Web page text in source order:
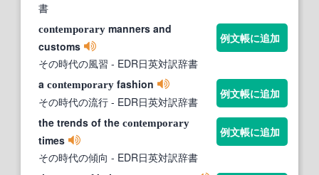
書
contemporary manners and
customs
その時代の風習 - EDR日英対訳辞書
例文帳に追加
a contemporary fashion
その時代の流行 - EDR日英対訳辞書
例文帳に追加
the trends of the contemporary
times
その時代の傾向 - EDR日英対訳辞書
例文帳に追加